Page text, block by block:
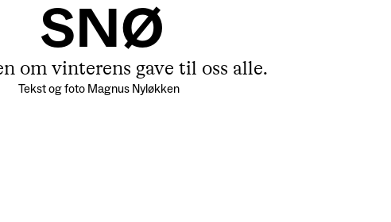
SNØ
om vinterens gave til oss alle.
Tekstog foto Magnus Nyløkken